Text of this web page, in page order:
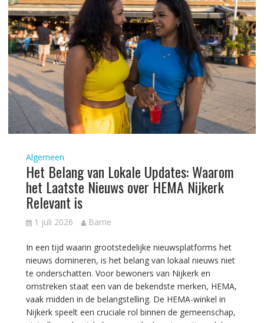
Algemeen
Het Belang van Lokale Updates: Waarom
het Laatste Nieuws over HEMA Nijkerk
Relevant is
1 juli 2026 Barrie
In een tijd waarin grootstedelijke nieuwsplatforms het
nieuws domineren, is het belang van lokaal nieuws niet
te onderschatten. Voor bewoners van Nijkerk en
omstreken staat een van de bekendste merken, HEMA,
vaak midden in de belangstelling. De HEMA-winkel in
Nijkerk speelt een cruciale rol binnen de gemeenschap,